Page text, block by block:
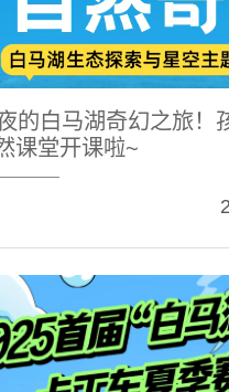
的白马湖奇幻之旅！
课堂开课啦~